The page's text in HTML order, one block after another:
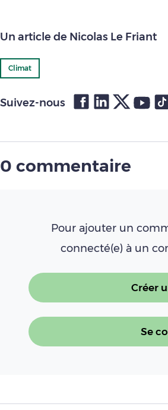
Un article de Nicolas Le Friant
Climat
Suivez-nous
0 commentaire
Pour ajouter un
connecté(e) à un
Créer
Se